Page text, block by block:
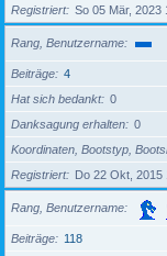
Registriert
So 05 Mär, 2023
Rang, Benutzername
Beiträge
4
Hat sich bedankt
0
Danksagung erhalten
0
Koordinaten, Bootstyp,
Registriert
Do 22 Okt, 2015
Rang, Benutzername
Beiträge
118